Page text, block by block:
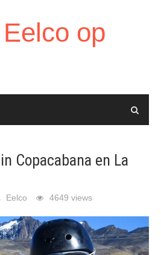
op
Copacabana en La
Eelco 4649 views